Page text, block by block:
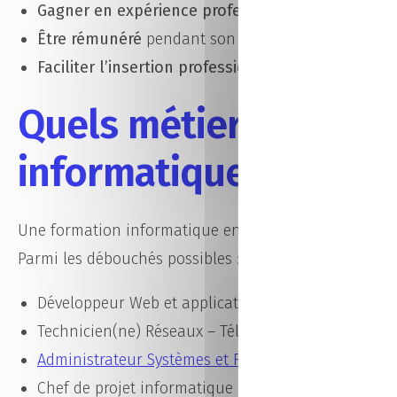
Gagner en expérience professionnelle
Être rémunéré pendant son parcours
Faciliter l’insertion professionnelle
Quels métiers après
informatique en
Une formation informatique en alternance ouvre
Parmi les débouchés possibles :
Développeur Web et applications
Technicien(ne) Réseaux – Télécoms
Administrateur Systèmes et Réseaux
Chef de projet informatique